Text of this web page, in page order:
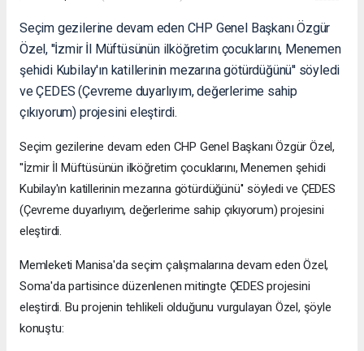
Seçim gezilerine devam eden CHP Genel Başkanı Özgür
Özel, ''İzmir İl Müftüsünün ilköğretim çocuklarını, Menemen
şehidi Kubilay'ın katillerinin mezarına götürdüğünü'' söyledi
ve ÇEDES (Çevreme duyarlıyım, değerlerime sahip
çıkıyorum) projesini eleştirdi.
Seçim gezilerine devam eden CHP Genel Başkanı Özgür Özel,
''İzmir İl Müftüsünün ilköğretim çocuklarını, Menemen şehidi
Kubilay'ın katillerinin mezarına götürdüğünü'' söyledi ve ÇEDES
(Çevreme duyarlıyım, değerlerime sahip çıkıyorum) projesini
eleştirdi.
Memleketi Manisa'da seçim çalışmalarına devam eden Özel,
Soma'da partisince düzenlenen mitingte ÇEDES projesini
eleştirdi. Bu projenin tehlikeli olduğunu vurgulayan Özel, şöyle
konuştu: